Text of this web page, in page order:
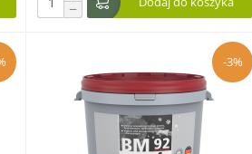
−
-3%